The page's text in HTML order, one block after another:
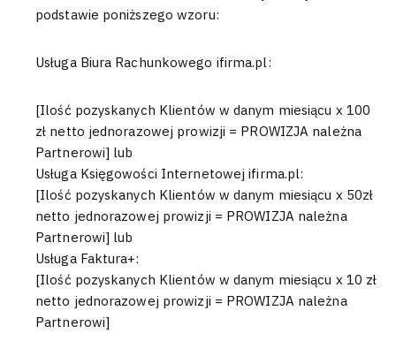
podstawie poniższego wzoru:
Usługa Biura Rachunkowego ifirma.pl:
[Ilość pozyskanych Klientów w danym miesiącu x 100
zł netto jednorazowej prowizji = PROWIZJA należna
Partnerowi] lub
Usługa Księgowości Internetowej ifirma.pl:
[Ilość pozyskanych Klientów w danym miesiącu x 50zł
netto jednorazowej prowizji = PROWIZJA należna
Partnerowi] lub
Usługa Faktura+:
[Ilość pozyskanych Klientów w danym miesiącu x 10 zł
netto jednorazowej prowizji = PROWIZJA należna
Partnerowi]